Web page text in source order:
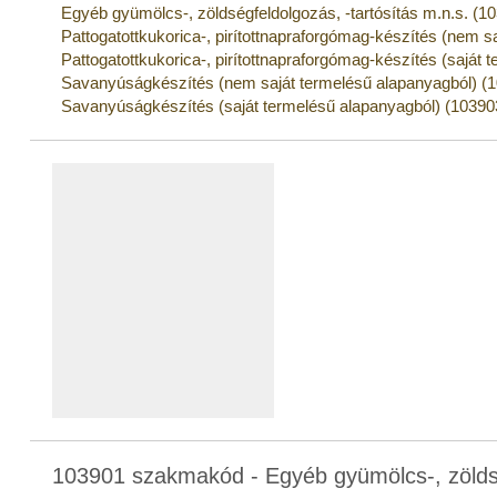
Egyéb gyümölcs-, zöldségfeldolgozás, -tartósítás m.n.s.
Pattogatottkukorica-, pirítottnapraforgómag-készítés (nem
Pattogatottkukorica-, pirítottnapraforgómag-készítés (saját
Savanyúságkészítés (nem saját termelésű alapanyagból)
Savanyúságkészítés (saját termelésű alapanyagból)
103901 szakmakód - Egyéb gyümölcs-,